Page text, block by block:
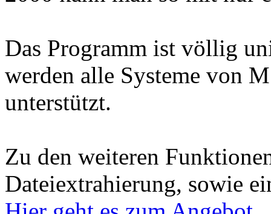
Das Programm ist völlig
werden alle Systeme von
unterstützt.
Zu den weiteren
Dateiextrahierung, sowie